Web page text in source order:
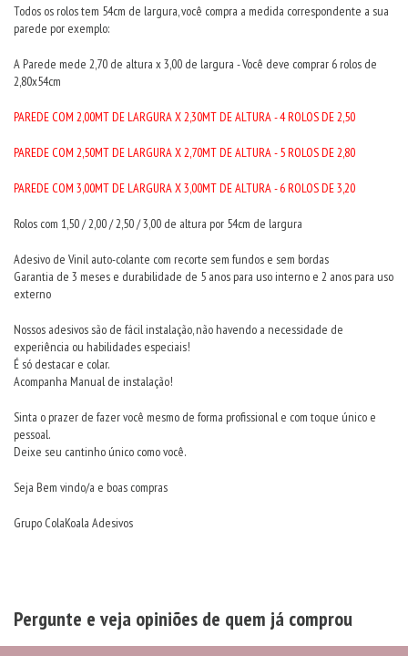
Todos os rolos tem 54cm de largura, você compra a medida correspondente a sua
parede por exemplo:
A Parede mede 2,70 de altura x 3,00 de largura - Você deve comprar 6 rolos de
2,80x54cm
PAREDE COM 2,00MT DE LARGURA X 2,30MT DE ALTURA - 4 ROLOS DE 2,50
PAREDE COM 2,50MT DE LARGURA X 2,70MT DE ALTURA - 5 ROLOS DE 2,80
PAREDE COM 3,00MT DE LARGURA X 3,00MT DE ALTURA - 6 ROLOS DE 3,20
Rolos com 1,50 / 2,00 / 2,50 / 3,00 de altura por 54cm de largura
Adesivo de Vinil auto-colante com recorte sem fundos e sem bordas
Garantia de 3 meses e durabilidade de 5 anos para uso interno e 2 anos para uso
externo
Nossos adesivos são de fácil instalação, não havendo a necessidade de
experiência ou habilidades especiais!
É só destacar e colar.
Acompanha Manual de instalação!
Sinta o prazer de fazer você mesmo de forma profissional e com toque único e
pessoal.
Deixe seu cantinho único como você.
Seja Bem vindo/a e boas compras
Grupo ColaKoala Adesivos
Pergunte e veja opiniões de quem já comprou